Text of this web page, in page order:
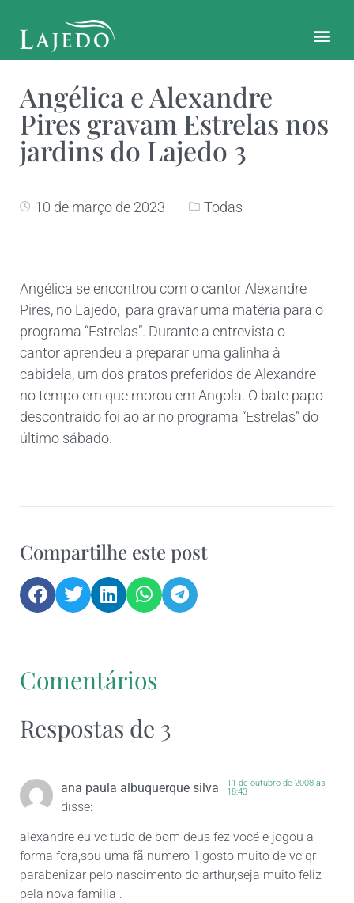
Angélica e Alexandre
Pires gravam Estrelas nos
jardins do Lajedo 3
10 de março de 2023 Todas
Angélica se encontrou com o cantor Alexandre
Pires, no Lajedo, para gravar uma matéria para o
programa “Estrelas”. Durante a entrevista o
cantor aprendeu a preparar uma galinha à
cabidela, um dos pratos preferidos de Alexandre
no tempo em que morou em Angola. O bate papo
descontraído foi ao ar no programa “Estrelas” do
último sábado.
Compartilhe este post
Comentários
Respostas de 3
ana paula albuquerque silva
disse:
11 de outubro de 2008 às
18:43
alexandre eu vc tudo de bom deus fez vocé e jogou a
forma fora,sou uma fã numero 1,gosto muito de vc qr
parabenizar pelo nascimento do arthur,seja muito feliz
pela nova familia .